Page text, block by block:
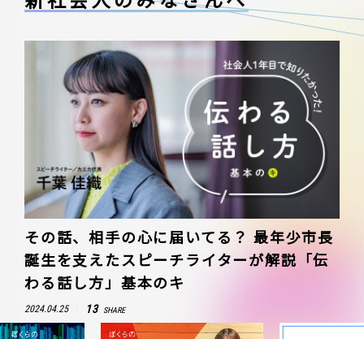
その話、相手の心に届いてる？ 最年少市長
誕生を支えたスピーチライターが解説「伝
わる話し方」基本のキ
2024.04.25 13 SHARE